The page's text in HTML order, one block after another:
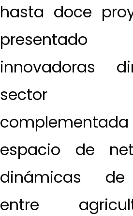
hasta doce
presentado
innovadoras
sector
espacio de
dinámicas de
entre